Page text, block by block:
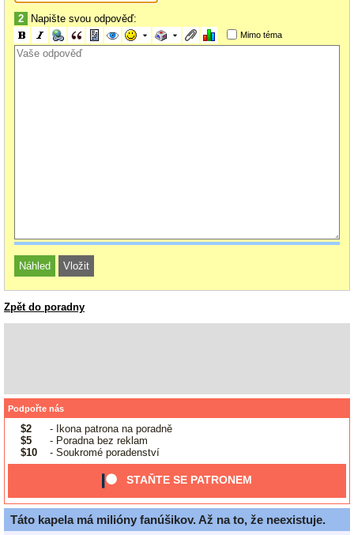
2 Napište svou odpověď:
Mimo téma
Zpět do poradny
Podpořte nás
$2
- Ikona patrona na poradně
$5
- Poradna bez reklam
$10
- Soukromé poradenství
STAŇTE SE PATRONEM
Táto kapela má milióny fanúšikov. Až na to, že neexistuje.